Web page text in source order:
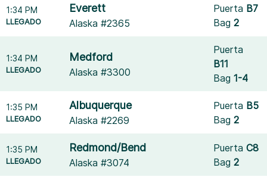
1:34 PM
LLEGADO
Everett
Alaska #2365
Puerta B7
Bag2
1:34 PM
LLEGADO
Medford
Alaska #3300
Puerta
B11
Bag1-4
1:35 PM
LLEGADO
Albuquerque
Alaska #2269
Puerta B5
Bag2
1:35 PM
LLEGADO
Redmond/Bend
Alaska #3074
PuertaC8
Bag2